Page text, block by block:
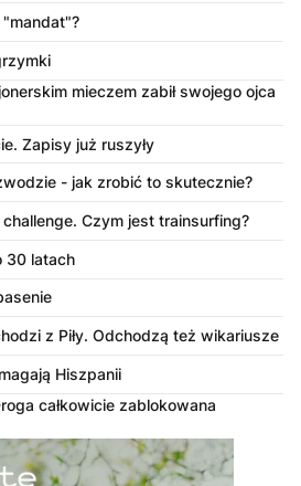
mieczem zabił swojego ojca
Zapisy już ruszyły
- jak zrobić to skutecznie?
Czym jest trainsurfing?
30 latach
z Piły. Odchodzą też wikariusze
Hiszpanii
całkowicie zablokowana